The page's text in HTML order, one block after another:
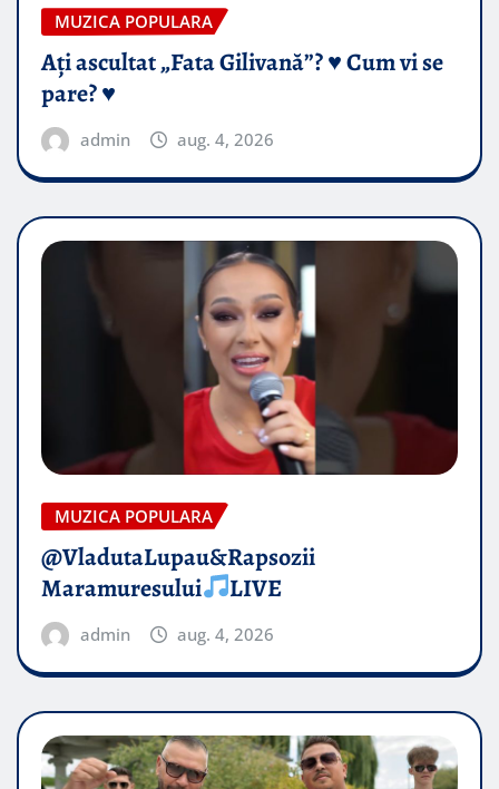
MUZICA POPULARA
Ați ascultat „Fata Gilivană”? ♥️ Cum vi se
pare? ♥️
admin aug. 4, 2026
MUZICA POPULARA
@VladutaLupau&Rapsozii
Maramuresului
LIVE
admin aug. 4, 2026